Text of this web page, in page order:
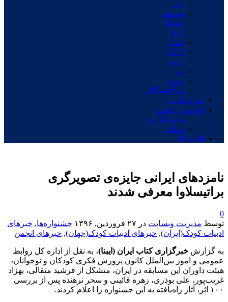
ش
ص ض
ط ظ
ع غ
ف ق
ک گ
ل م
ن
و ه ی
درگذشتگان
جوایز ادبی
ارتباط با انجمن
پیام بگذارید
نشانی
English
نامزدهای ایرانی جایزه‌ی تصویرگری
براتیسلاوا معرفی شدند
0
توسط مدیریت وبسایت در ۲۷ فروردین, ۱۳۹۶ جشنواره‌ها, خبرهای
ادبیات کودک(ایران), خبرهای ادبیات کودک(جهان), خبرهای انجمن
به گزارش خبرگزاری کتاب ایران (ایبنا)، به نقل از اداره کل روابط
عمومی و امور بین‌الملل کانون پرورش فکری کودکان و نوجوانان،
هیئت داوران این مسابقه در ایران، متشکل از فرشید مثقالی، بهزاد
غریب‌پور، علی بوذری، زهره قائینی و سحر ترهنده پس از بررسی
۱۰۰ اثر، آثار راه‌یافته به این جشنواره را اعلام کردند
.